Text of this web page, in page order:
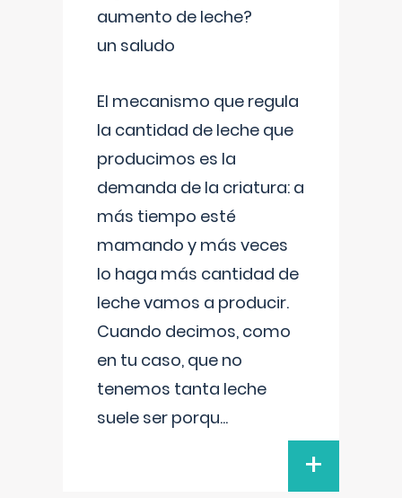
aumento de leche?
un saludo
El mecanismo que regula
la cantidad de leche que
producimos es la
demanda de la criatura: a
más tiempo esté
mamando y más veces
lo haga más cantidad de
leche vamos a producir.
Cuando decimos, como
en tu caso, que no
tenemos tanta leche
suele ser porqu...
+